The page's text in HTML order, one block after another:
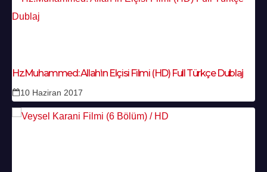
Hz.Muhammed: Allah’ın Elçisi Filmi (HD) Full Türkçe Dublaj
10 Haziran 2017